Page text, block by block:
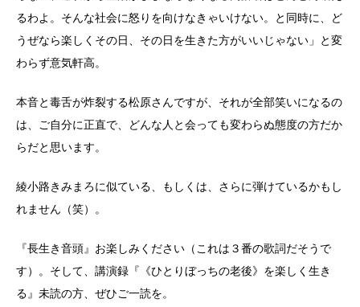
るわよ。そんな社会に怒りを向けなきゃいけない。と同時に、ど
うぜなら楽しくその日、その日を生きた方がいいじゃない」と変
わらず意気軒高。
本音と毒舌が炸裂する松原さんですが、それが全部笑いになるの
は、ご自分に正直で、どんな人と会っても変わらぬ態度の方だか
らだと思います。
綾小路きみまろに似ている、もしくは、さらに弾けているかもし
れません（笑）。
『長生き音頭』お楽しみください（これは３番の歌詞だそうで
す）。そして、講演録『《ひとりぼっちの老後》を楽しく生き
る』未読の方、ぜひご一読を。